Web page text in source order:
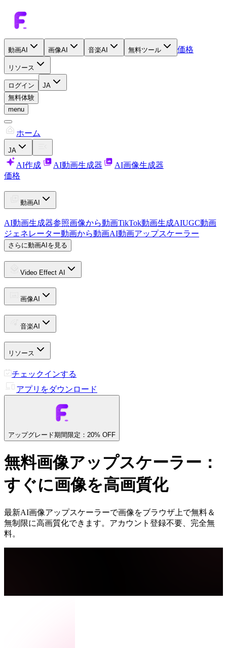
動画AI 画像AI 音楽AI 無料ツール 価格
リソース
ログイン
JA
無料体験
menu
ホーム
JA
AI作成 AI動画生成器
AI画像生成器
価格
動画AI
AI動画生成器参照画像から動画TikTok動画生成AIUGC動画
ジェネレーター動画から動画AI動画アップスケーラー
さらに動画AIを見る
Video Effect AI
画像AI
音楽AI
リソース
チェックインする
アプリをダウンロード
アップグレード期間限定：20% OFF
無料画像アップスケーラー：
すぐに画像を高画質化
最新AI画像アップスケーラーで画像をブラウザ上で無料＆
無制限に高画質化できます。アカウント登録不要、完全無
料。